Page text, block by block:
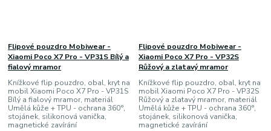
Flipové pouzdro Mobiwear -
Xiaomi Poco X7 Pro - VP31S Bílý a
fialový mramor
Knížkové flip pouzdro, obal, kryt na
mobil Xiaomi Poco X7 Pro - VP31S
Bílý a fialový mramor, materiál
Umělá kůže + TPU - ochrana 360°,
stojánek, silikonová vanička,
magnetické zavírání
Flipové pouzdro Mobiwear -
Xiaomi Poco X7 Pro - VP32S
Růžový a zlatavý mramor
Knížkové flip pouzdro, obal, kryt na
mobil Xiaomi Poco X7 Pro - VP32S
Růžový a zlatavý mramor, materiál
Umělá kůže + TPU - ochrana 360°,
stojánek, silikonová vanička,
magnetické zavírání